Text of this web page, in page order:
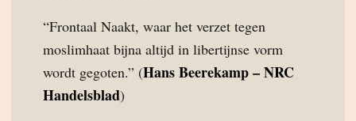
“Frontaal Naakt, waar het verzet tegen
moslimhaat bijna altijd in libertijnse vorm
wordt gegoten.” (Hans Beerekamp – NRC
Handelsblad)